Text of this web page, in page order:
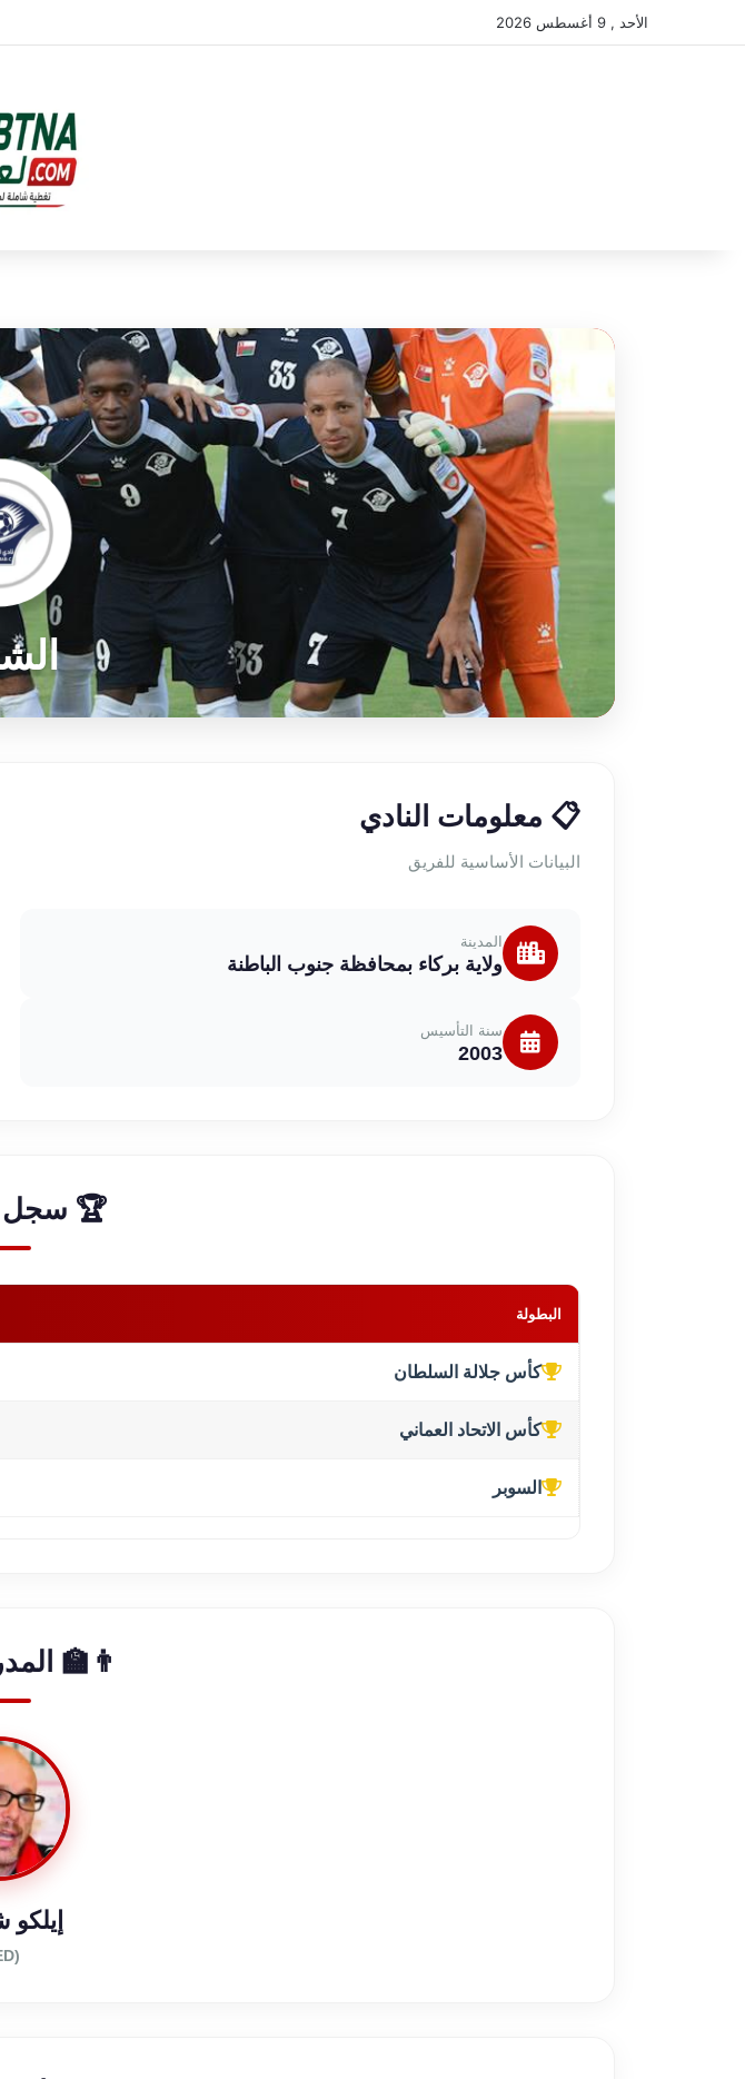
الأحد , 9 أغسطس 2026
📋 معلومات النادي
البيانات الأساسية للفريق
المدينة
ولاية بركاء بمحافظة جنوب الباطنة
سنة التأسيس
2003
🏆 سجل
البطولة
كأس جلالة السلطان
كأس الاتحاد العماني
السوبر
👨‍🏫
(NED)